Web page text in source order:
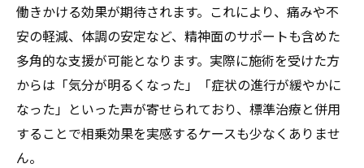
大腸がんに対するエネルギー療法(天啓気功治療
や療法)の可能性
天啓気功治療法によるエネルギー療法(天啓
気功治療や療法)の基本理解
大腸がん転移にエネルギー療法(天啓気功治
療や療法)が働くメカニズム
働きかける効果が期待されます。これにより、痛みや不
安の軽減、体調の安定など、精神面のサポートも含めた
多角的な支援が可能となります。実際に施術を受けた方
からは「気分が明るくなった」「症状の進行が緩やかに
なった」といった声が寄せられており、標準治療と併用
することで相乗効果を実感するケースも少なくありませ
ん。